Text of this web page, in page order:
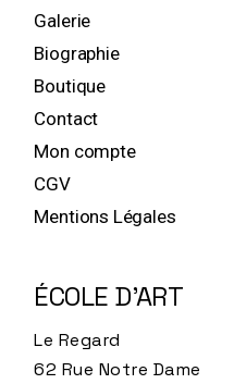
Galerie
Biographie
Boutique
Contact
Mon compte
CGV
Mentions Légales
ÉCOLE D'ART
Le Regard
62 Rue Notre Dame